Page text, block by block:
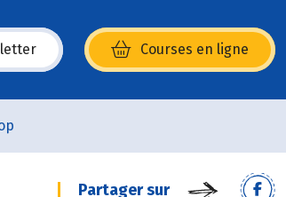
Courses en ligne
une nouvelle fenêtre)
Partager sur